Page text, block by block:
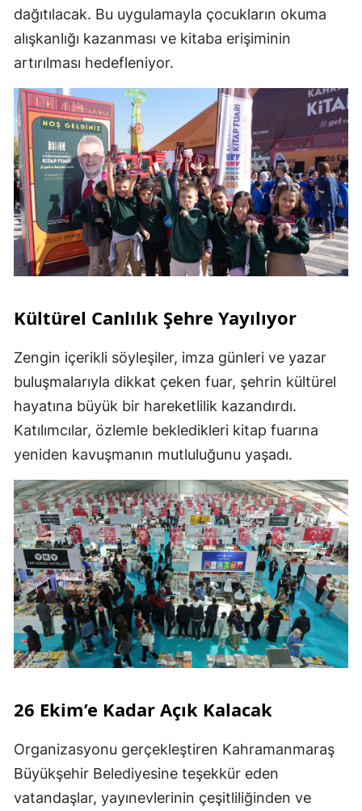
dağıtılacak. Bu uygulamayla çocukların okuma
alışkanlığı kazanması ve kitaba erişiminin
artırılması hedefleniyor.
Kültürel Canlılık Şehre Yayılıyor
Zengin içerikli söyleşiler, imza günleri ve yazar
buluşmalarıyla dikkat çeken fuar, şehrin kültürel
hayatına büyük bir hareketlilik kazandırdı.
Katılımcılar, özlemle bekledikleri kitap fuarına
yeniden kavuşmanın mutluluğunu yaşadı.
26 Ekim’e Kadar Açık Kalacak
Organizasyonu gerçekleştiren Kahramanmaraş
Büyükşehir Belediyesine teşekkür eden
vatandaşlar, yayınevlerinin çeşitliliğinden ve